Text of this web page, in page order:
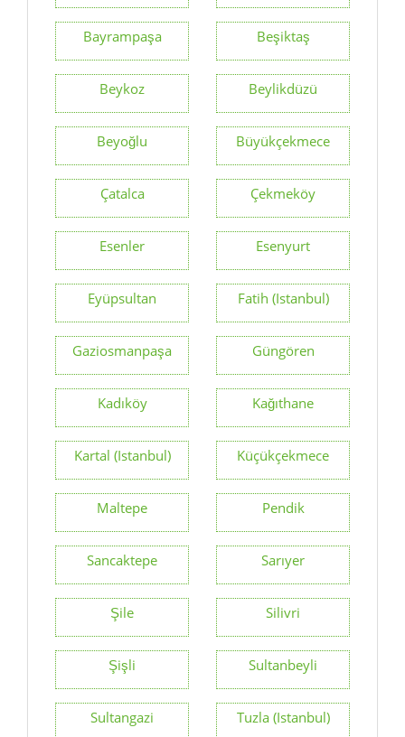
Bayrampaşa Beşiktaş
Beykoz Beylikdüzü
Beyoğlu Büyükçekmece
Çatalca Çekmeköy
Esenler Esenyurt
Eyüpsultan Fatih (Istanbul)
Gaziosmanpaşa Güngören
Kadıköy Kağıthane
Kartal (Istanbul) Küçükçekmece
Maltepe Pendik
Sancaktepe Sarıyer
Şile Silivri
Şişli Sultanbeyli
Sultangazi Tuzla (Istanbul)